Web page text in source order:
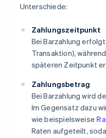
Unterschiede:
Zahlungszeitpunkt
Bei Barzahlung
Transaktion),
späteren Zeitpunkt
Zahlungsbetrag
Bei Barzahlung wird
Im Gegensatz dazu
wie beispielsweise
Raten aufgeteilt,